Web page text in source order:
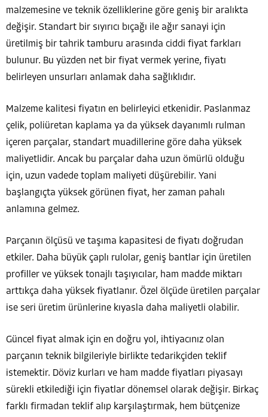
malzemesine ve teknik özelliklerine göre geniş bir aralıkta
değişir. Standart bir sıyırıcı bıçağı ile ağır sanayi için
üretilmiş bir tahrik tamburu arasında ciddi fiyat farkları
bulunur. Bu yüzden net bir fiyat vermek yerine, fiyatı
belirleyen unsurları anlamak daha sağlıklıdır.
Malzeme kalitesi fiyatın en belirleyici etkenidir. Paslanmaz
çelik, poliüretan kaplama ya da yüksek dayanımlı rulman
içeren parçalar, standart muadillerine göre daha yüksek
maliyetlidir. Ancak bu parçalar daha uzun ömürlü olduğu
için, uzun vadede toplam maliyeti düşürebilir. Yani
başlangıçta yüksek görünen fiyat, her zaman pahalı
anlamına gelmez.
Parçanın ölçüsü ve taşıma kapasitesi de fiyatı doğrudan
etkiler. Daha büyük çaplı rulolar, geniş bantlar için üretilen
profiller ve yüksek tonajlı taşıyıcılar, ham madde miktarı
arttıkça daha yüksek fiyatlanır. Özel ölçüde üretilen parçalar
ise seri üretim ürünlerine kıyasla daha maliyetli olabilir.
Güncel fiyat almak için en doğru yol, ihtiyacınız olan
parçanın teknik bilgileriyle birlikte tedarikçiden teklif
istemektir. Döviz kurları ve ham madde fiyatları piyasayı
sürekli etkilediği için fiyatlar dönemsel olarak değişir. Birkaç
farklı firmadan teklif alıp karşılaştırmak, hem bütçenize